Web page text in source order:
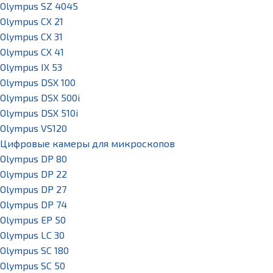
Olympus SZ 4045
Olympus CX 21
Olympus CX 31
Olympus CX 41
Olympus IX 53
Olympus DSX 100
Olympus DSX 500i
Olympus DSX 510i
Olympus VS120
Цифровые камеры для микроскопов
Olympus DP 80
Olympus DP 22
Olympus DP 27
Olympus DP 74
Olympus EP 50
Olympus LC 30
Olympus SC 180
Olympus SC 50